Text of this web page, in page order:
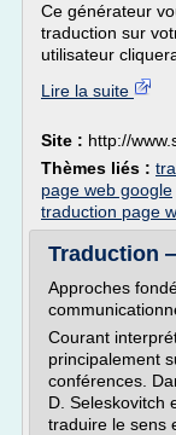
Ce générateur
traduction sur
utilisateur cliquera
Lire la suite
Site : http://
Thèmes liés :
page web google
traduction page
Traduction
Approches
Courant
principalement
conférences.
D. Seleskovitch
traduire le sens